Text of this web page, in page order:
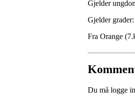
Gjelder
Gjelder grader:
Fra Orange
Du må logge